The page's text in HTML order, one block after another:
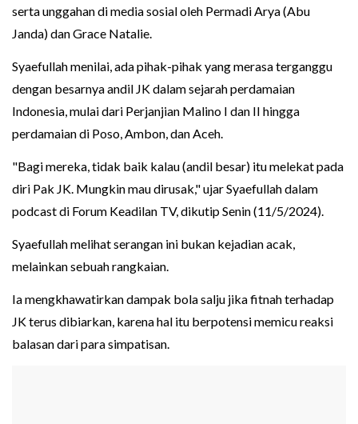
serta unggahan di media sosial oleh Permadi Arya (Abu
Janda) dan Grace Natalie.
Syaefullah menilai, ada pihak-pihak yang merasa terganggu
dengan besarnya andil JK dalam sejarah perdamaian
Indonesia, mulai dari Perjanjian Malino I dan II hingga
perdamaian di Poso, Ambon, dan Aceh.
"Bagi mereka, tidak baik kalau (andil besar) itu melekat pada
diri Pak JK. Mungkin mau dirusak," ujar Syaefullah dalam
podcast di Forum Keadilan TV, dikutip Senin (11/5/2024).
Syaefullah melihat serangan ini bukan kejadian acak,
melainkan sebuah rangkaian.
Ia mengkhawatirkan dampak bola salju jika fitnah terhadap
JK terus dibiarkan, karena hal itu berpotensi memicu reaksi
balasan dari para simpatisan.